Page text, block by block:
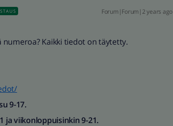
Forum|Forum|2 years ago
Kaikki tiedot on täytetty.
9-17.
ja viikonloppuisinkin 9-21.